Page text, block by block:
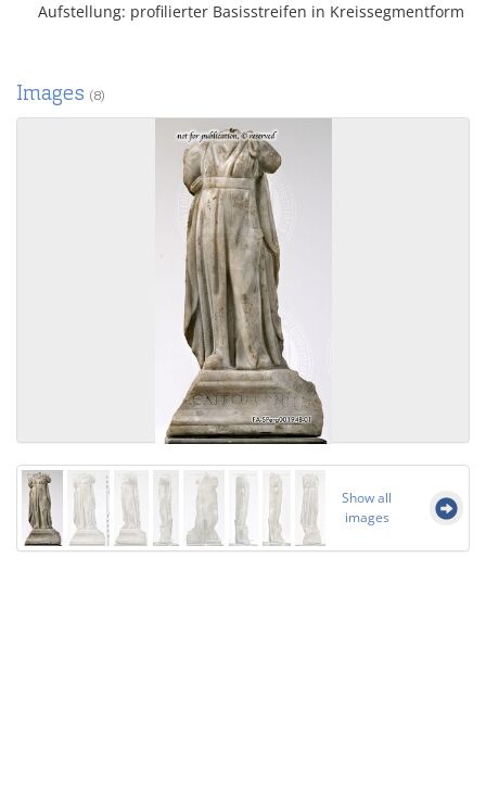
Aufstellung: profilierter Basisstreifen in Kreissegmentform
Images (8)
Show all
images